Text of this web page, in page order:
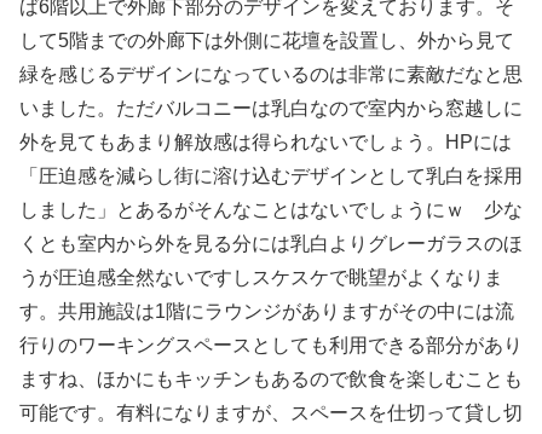
ば6階以上で外廊下部分のデザインを変えております。そ
して5階までの外廊下は外側に花壇を設置し、外から見て
緑を感じるデザインになっているのは非常に素敵だなと思
いました。ただバルコニーは乳白なので室内から窓越しに
外を見てもあまり解放感は得られないでしょう。HPには
「圧迫感を減らし街に溶け込むデザインとして乳白を採用
しました」とあるがそんなことはないでしょうにｗ 少な
くとも室内から外を見る分には乳白よりグレーガラスのほ
うが圧迫感全然ないですしスケスケで眺望がよくなりま
す。共用施設は1階にラウンジがありますがその中には流
行りのワーキングスペースとしても利用できる部分があり
ますね、ほかにもキッチンもあるので飲食を楽しむことも
可能です。有料になりますが、スペースを仕切って貸し切